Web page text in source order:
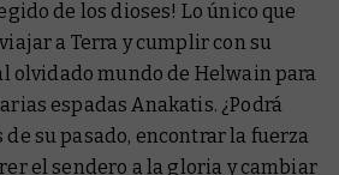
de los dioses! Lo único que
a Terra y cumplir con su
olvidado mundo de Helwain para
espadas Anakatis. ¿Podrá
su pasado, encontrar la fuerza
el sendero a la gloria y cambiar